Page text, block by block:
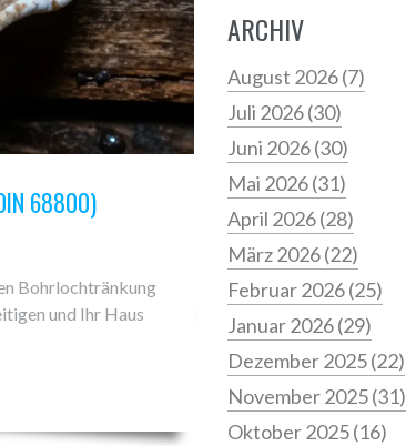
68800)
Bohrlochtränkung
und Ihr Haus
ARCHIV
August 2026(7)
Juli 2026(30)
Juni 2026(30)
Mai 2026(31)
April 2026(28)
März 2026(22)
Februar 2026(25)
Januar 2026(29)
Dezember 2025(22)
November 2025(31)
Oktober 2025(16)